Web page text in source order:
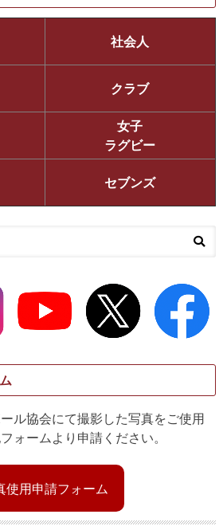
社会人
クラブ
女子
ラグビー
セブンズ
ル協会にて撮影した写真をご使用
ォームより申請ください。
使用申請フォーム